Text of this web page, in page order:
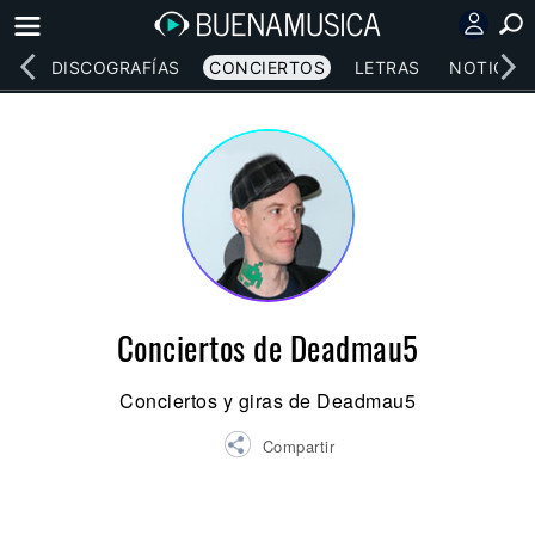
DISCOGRAFÍAS CONCIERTOS LETRAS NOTICIAS
Conciertos de Deadmau5
Conciertos y giras de Deadmau5
Compartir